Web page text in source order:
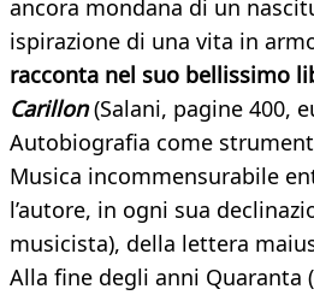
ancora mondana di un
ispirazione di una vita in
racconta nel suo bellissimo
Carillon(Salani, pagine 400,
Autobiografia come
Musica incommensurabile
l’autore, in ogni sua
musicista), della lettera
Alla fine degli anni Quaranta